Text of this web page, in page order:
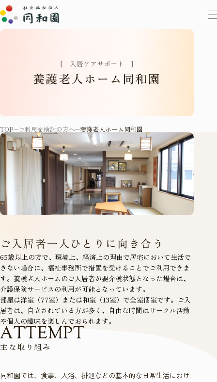
[ 入居ケ アサポー ト ]
養護老人ホ ー ム 同和園
TOP ご利用を検討の方へ 養護老人ホーム同和園
ご入居者一人ひとりに向き合う
65歳以上の方で、環境上、経済上の理由で居宅において生活で
きない場合に、福祉事務所で措置を受けることでご利用できま
す。養護老人ホームのご入居者が要介護状態となった場合は、
介護保険サービスの利用が可能となっています。
部屋は洋室（77室）または和室（13室）で全室個室です。ご入
居者は、自立されている方が多く、自由な時間はサークル活動
や個人の趣味を楽しんでおられます。
ATTEMPT
主 な取 り 組み
同和園では、食事、入浴、排泄などの基本的な日常生活におけ